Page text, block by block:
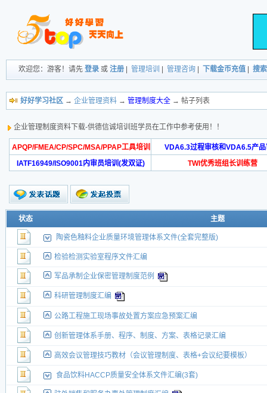
欢迎您：游客！请先 登录 或 注册 管理培训 管理咨询 下载金币充值 搜索
好好学习社区 → 企业管理资料 → 管理制度大全 → 帖子列表
企业管理制度资料下载-供德信诚培训班学员在工作中参考使用！！
APQP/FMEA/CP/SPC/MSA/PPAP工具培训
VDA6.3过程审核和VDA6.5产品
IATF16949/ISO9001内审员培训(发双证)
TWI优秀班组长训练营
状态 主题
陶瓷色釉料企业质量环境管理体系文件(全套完整版)
检验检测实验室程序文件汇编
军品承制企业保密管理制度范例
科研管理制度汇编
公路工程施工现场事故处置方案应急预案汇编
创新管理体系手册、程序、制度、方案、表格记录汇编
高效会议管理技巧教材（会议管理制度、表格+会议纪要模板）
食品饮料HACCP质量安全体系文件汇编(3套)